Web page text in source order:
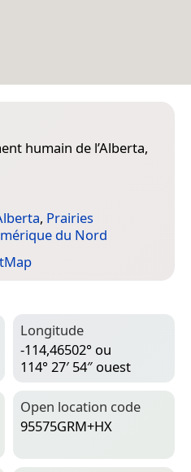
humain de l’Alberta,
, Prairies
du Nord
Longitude
-114,46502° ou
114° 27′ 54″ ouest
Open location code
95575GRM+HX